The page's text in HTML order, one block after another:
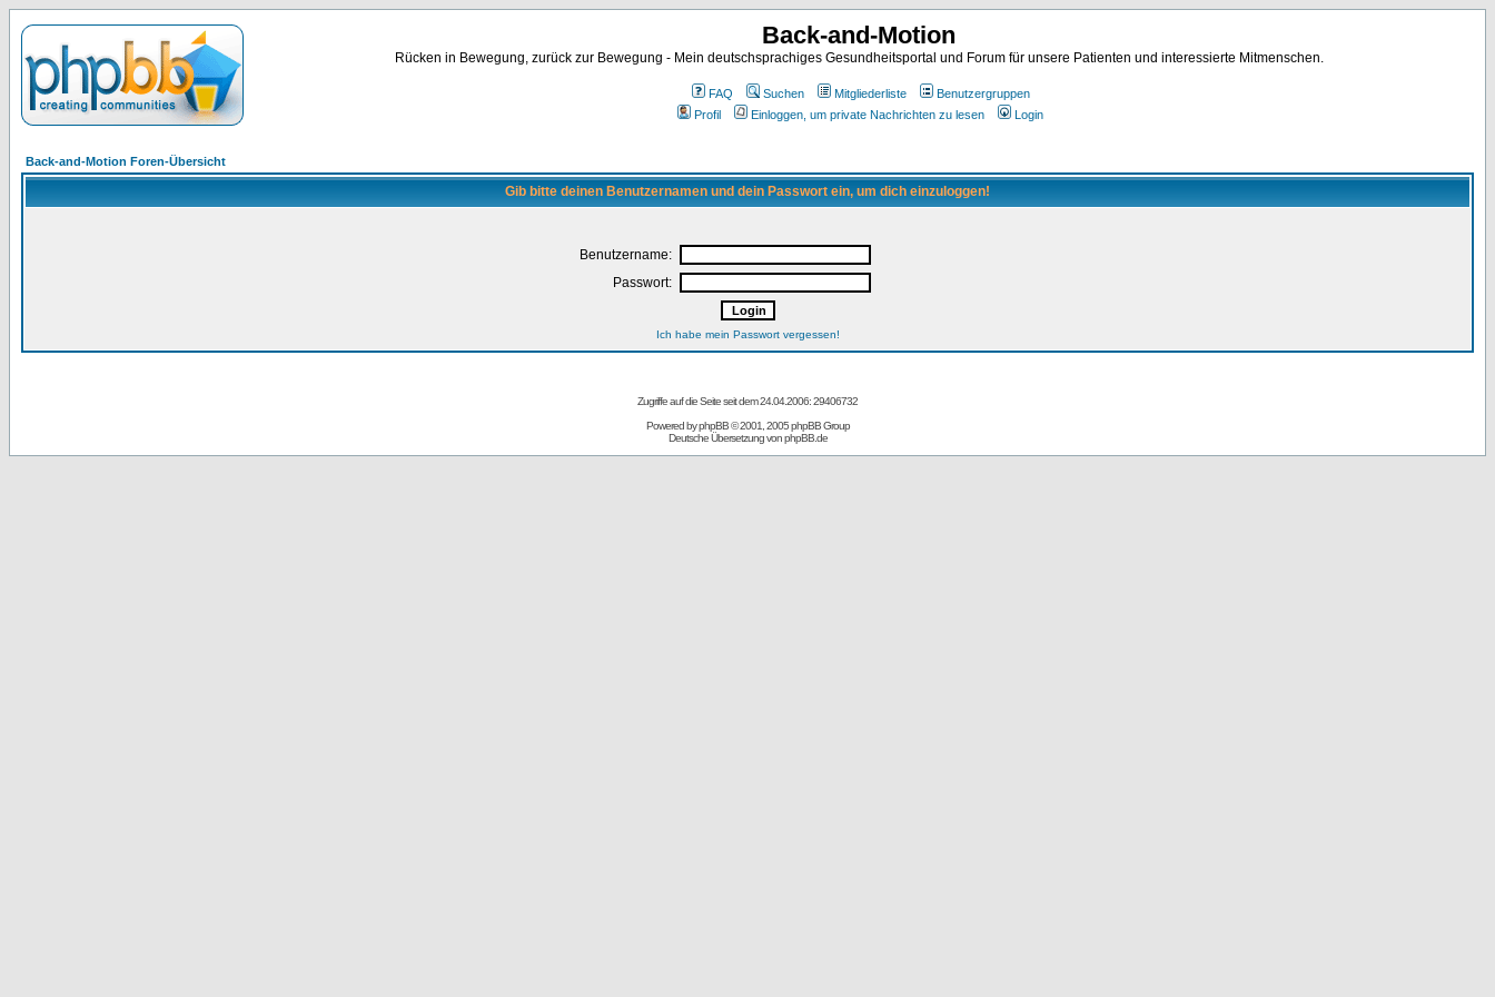
Back-and-Motion
Rücken in Bewegung, zurück zur Bewegung - Mein deutschsprachiges Gesundheitsportal und Forum für unsere Patienten und interessierte Mitmenschen.
FAQ Suchen Mitgliederliste
Benutzergruppen
Profil
Einloggen, um private Nachrichten zu lesen Login
Back-and-Motion Foren-Übersicht
Gib bitte deinen Benutzernamen und dein Passwort ein, um dich einzuloggen!
Benutzername:
Passwort:
Ich habe mein Passwort vergessen!
Zugriffe auf die Seite seit dem 24.04.2006: 29406732
Powered byphpBB© 2001, 2005 phpBB Group
Deutsche Übersetzung vonphpBB.de